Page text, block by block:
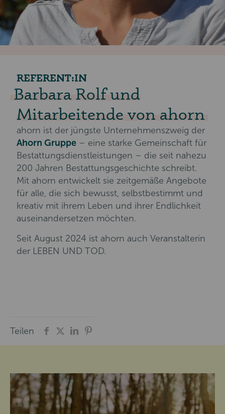
REFERENT:IN
Barbara Rolf und
Mitarbeitende von ahorn
ahorn ist der jüngste Unternehmenszweig der
Ahorn Gruppe – eine starke Gemeinschaft für
Bestattungsdienstleistungen – die seit nahezu
200 Jahren Bestattungsgeschichte schreibt.
Mit ahorn entwickelt sie zeitgemäße Angebote
für alle, die sich bewusst, selbstbestimmt und
kreativ mit ihrem Leben und ihrer Endlichkeit
auseinandersetzen möchten.
Seit August 2024 ist ahorn auch Veranstalterin
der LEBEN UND TOD.
Teilen